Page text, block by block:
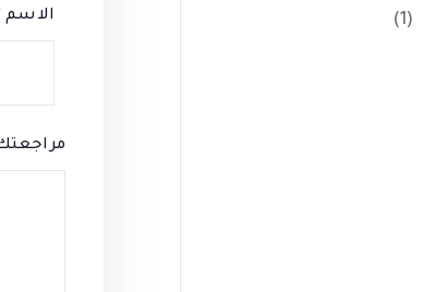
الاسم (1)